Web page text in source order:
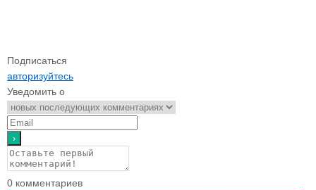
Подписаться
авторизуйтесь
Уведомить о
0 комментариев